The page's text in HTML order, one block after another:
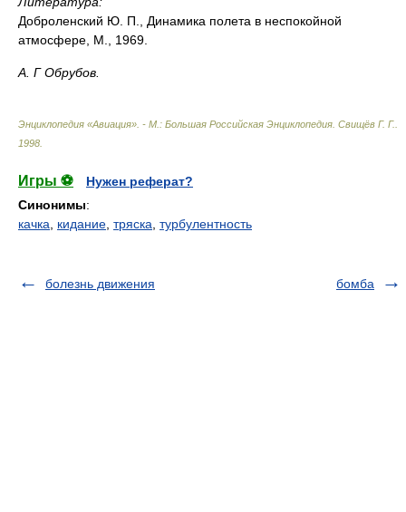
Доброленский Ю. П., Динамика полета в неспокойной
атмосфере, М., 1969.
А. Г Обрубов.
Энциклопедия «Авиация». - М.: Большая Российская Энциклопедия Свищёв Г. Г.
1998
Игры ⚽
Нужен реферат?
Синонимы:
качка, кидание, тряска, турбулентность
болезнь движения бомба